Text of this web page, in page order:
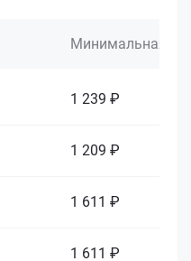
Минимальная
1 239 ₽
1 209 ₽
1 611 ₽
1 611 ₽